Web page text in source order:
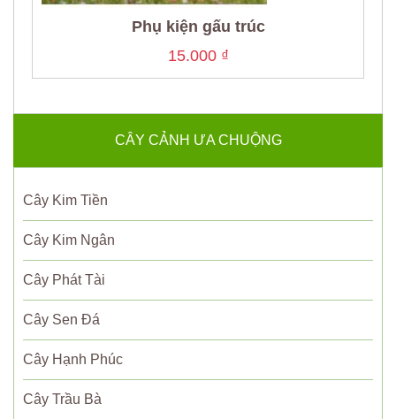
Phụ kiện gấu trúc
15.000 ₫
CÂY CẢNH ƯA CHUỘNG
Cây Kim Tiền
Cây Kim Ngân
Cây Phát Tài
Cây Sen Đá
Cây Hạnh Phúc
Cây Trầu Bà